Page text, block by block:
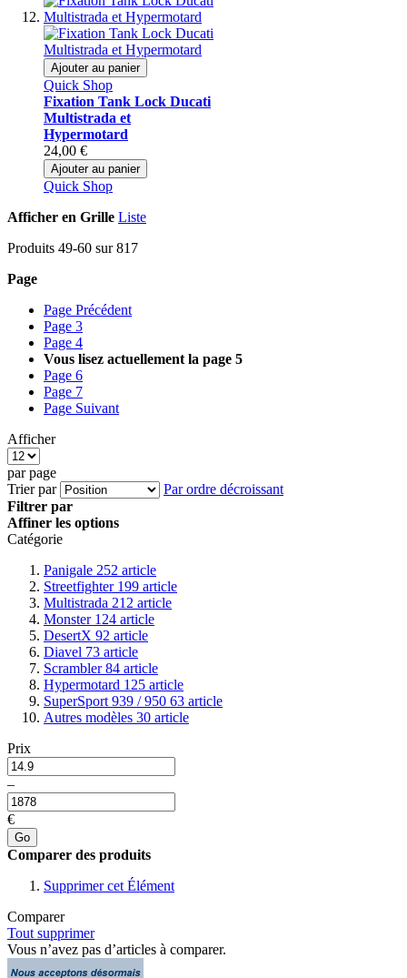
Ajouter au panier
Quick Shop
Fixation Tank Lock Ducati
Multistrada et
Hypermotard
24,00 €
Ajouter au panier
Quick Shop
Afficher en Grille Liste
Produits 49-60 sur817
Page
Page Précédent
Page 3
Page 4
Vous lisez actuellement la page 5
Page 6
Page 7
Page Suivant
Afficher
par page
Trier par
Par ordre décroissant
Filtrer par
Affiner les options
Catégorie
Panigale 252 article
Streetfighter 199 article
Multistrada 212 article
Monster 124 article
DesertX 92 article
Diavel 73 article
Scrambler84 article
Hypermotard 125 article
SuperSport 939 / 950 63 article
Autres modèles 30 article
Prix
–
€
Go
Comparer des produits
Supprimer cet Élément
Comparer
Tout supprimer
Vous n’avez pas d’articles à comparer.